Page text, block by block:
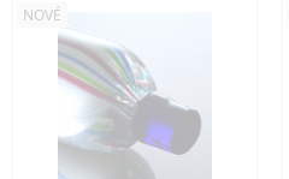
NOVÉ